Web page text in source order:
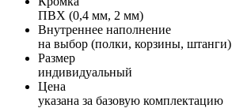
ПВХ (0,4 мм, 2 мм)
Внутреннее наполнение
на выбор (полки, корзины, штанги)
Размер
индивидуальный
Цена
указана за базовую комплектацию